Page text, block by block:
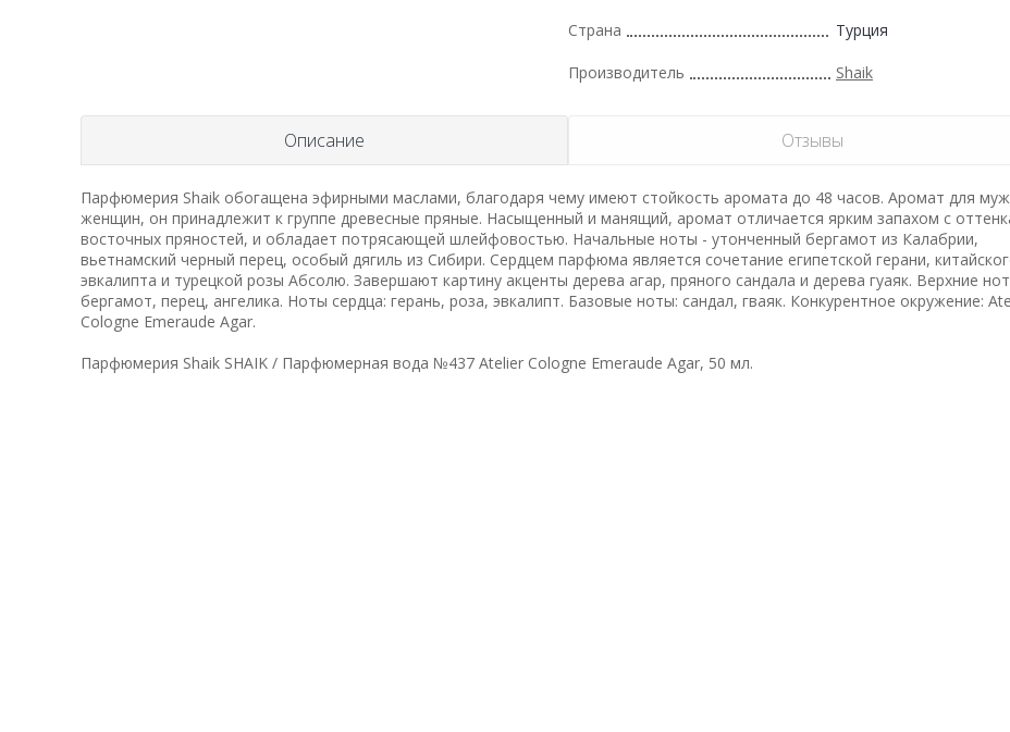
Страна Турция
Производитель Shaik
Описание Отзывы
Парфюмерия Shaik обогащена эфирными маслами, благодаря чему имеют стойкость аромата до 48 часов. Аромат для
женщин, он принадлежит к группе древесные пряные. Насыщенный и манящий, аромат отличается ярким запахом с
восточных пряностей, и обладает потрясающей шлейфовостью. Начальные ноты - утонченный бергамот из Калабрии,
вьетнамский черный перец, особый дягиль из Сибири. Сердцем парфюма является сочетание египетской герани,
эвкалипта и турецкой розы Абсолю. Завершают картину акценты дерева агар, пряного сандала и дерева гуаяк. Верхние
бергамот, перец, ангелика. Ноты сердца: герань, роза, эвкалипт. Базовые ноты: сандал, гваяк. Конкурентное окружение:
Cologne Emeraude Agar.
Парфюмерия Shaik SHAIK / Парфюмерная вода №437 Atelier Cologne Emeraude Agar, 50 мл.